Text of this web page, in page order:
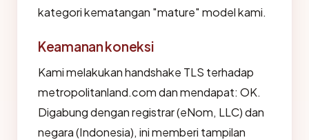
kategori kematangan "mature" model kami.
Keamanan koneksi
Kami melakukan handshake TLS terhadap
metropolitanland.com dan mendapat: OK.
Digabung dengan registrar (eNom, LLC) dan
negara (Indonesia), ini memberi tampilan